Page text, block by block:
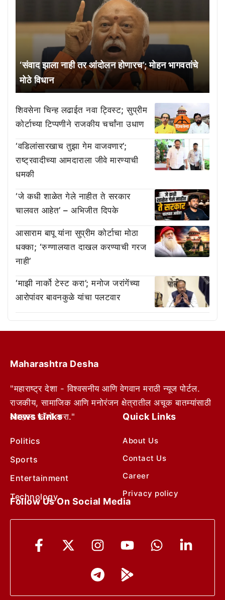
‘संवाद झाला नाही तर आंदोलन होणारच’; मोहन भागवतांचे
मोठे विधान
शिवसेना चिन्ह लढाईत नवा ट्विस्ट; सुप्रीम
कोर्टाच्या टिप्पणीने राजकीय चर्चांना उधाण
‘वडिलांसारखाच तुझा गेम वाजवणार’;
राष्ट्रवादीच्या आमदाराला जीवे मारण्याची
धमकी
‘जे कधी शाळेत गेले नाहीत ते सरकार
चालवत आहेत’ – अभिजीत दिपके
आसाराम बापू यांना सुप्रीम कोर्टाचा मोठा
धक्का; ‘रुग्णालयात दाखल करण्याची गरज
नाही’
‘माझी नार्को टेस्ट करा’; मनोज जरांगेंच्या
आरोपांवर बावनकुळे यांचा पलटवार
Maharashtra Desha
"महाराष्ट्र देशा - विश्वसनीय आणि वेगवान मराठी न्यूज पोर्टल.
राजकीय, सामाजिक आणि मनोरंजन क्षेत्रातील अचूक बातम्यांसाठी
आम्हाला फॉलो करा."
News Links
Politics
Sports
Entertainment
Technology
Quick Links
About Us
Contact Us
Career
Privacy policy
Follow Us On Social Media